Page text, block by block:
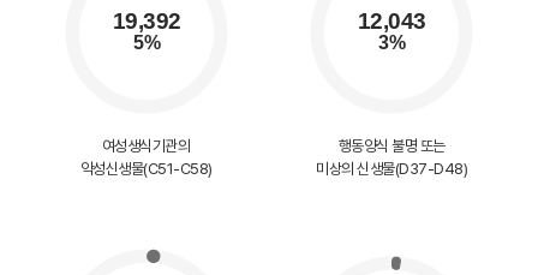
여성생식기관의
악성신생물(C51-C58)
행동양식 불명 또는
미상의 신생물(D37-D48)